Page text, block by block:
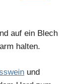
auf ein Blech
halten.
und